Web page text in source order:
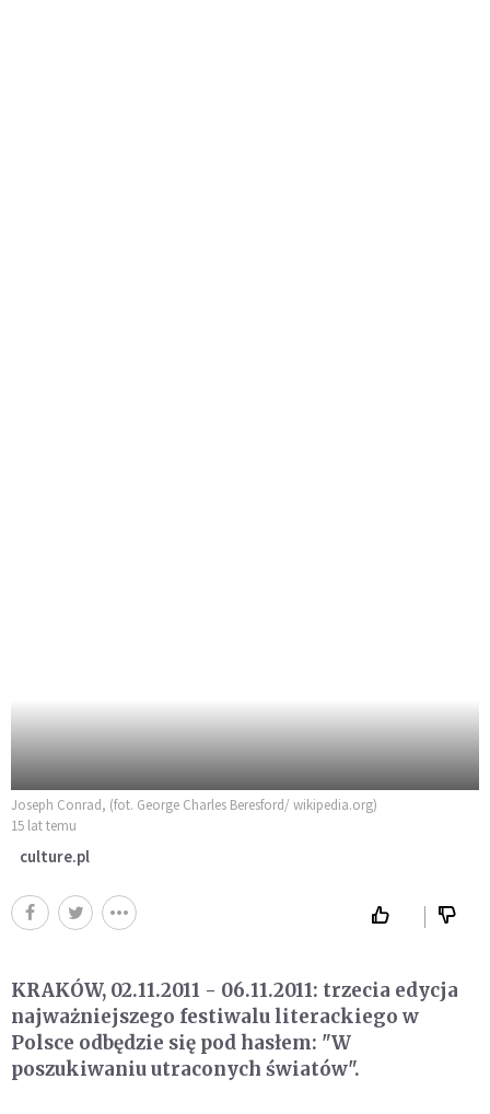
Joseph Conrad, (fot. George Charles Beresford/ wikipedia.org)
15 lat temu
culture.pl
KRAKÓW, 02.11.2011 - 06.11.2011: trzecia edycja
najważniejszego festiwalu literackiego w
Polsce odbędzie się pod hasłem: "W
poszukiwaniu utraconych światów".